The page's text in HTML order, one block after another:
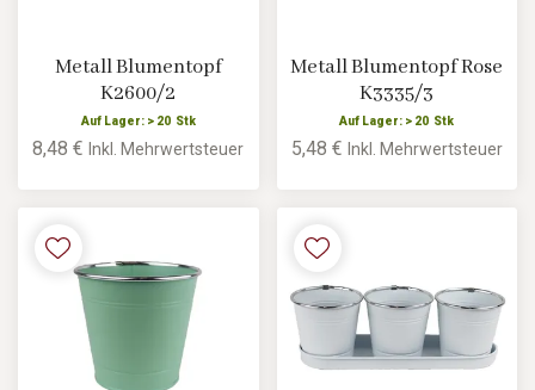
Metall Blumentopf
K2600/2
Auf Lager: > 20 Stk
8,48 €Inkl. Mehrwertsteuer
Metall Blumentopf Rose
K3335/3
Auf Lager: > 20 Stk
5,48 € Inkl. Mehrwertsteuer